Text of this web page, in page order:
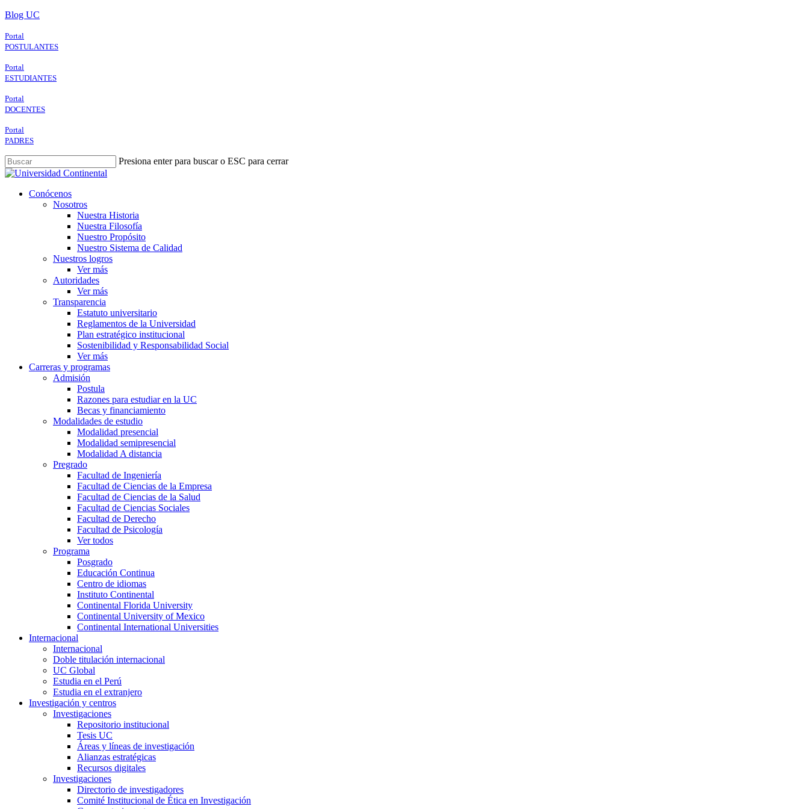
Skip
main
content
Blog UC
Portal
POSTULANTES
Portal
ESTUDIANTES
Portal
DOCENTES
Portal
PADRES
Presiona enter para buscar o ESC para cerrar
Close
search
Menu
Conócenos
Nosotros
Nuestra Historia
Nuestra Filosofía
Nuestro Propósito
Nuestro Sistema de Calidad
Nuestros logros
Ver más
Autoridades
Ver más
Transparencia
Estatuto universitario
Reglamentos de la Universidad
Plan estratégico institucional
Sostenibilidad y Responsabilidad Social
Ver más
Carreras y programas
Admisión
Postula
Razones para estudiar en la UC
Becas y financiamiento
Modalidades de estudio
Modalidad presencial
Modalidad semipresencial
Modalidad A distancia
Pregrado
Facultad de Ingeniería
Facultad de Ciencias de la Empresa
Facultad de Ciencias de la Salud
Facultad de Ciencias Sociales
Facultad de Derecho
Facultad de Psicología
Ver todos
Programa
Posgrado
Educación Continua
Centro de idiomas
Instituto Continental
Continental Florida University
Continental University of Mexico
Continental International Universities
Internacional
Internacional
Doble titulación internacional
UC Global
Estudia en el Perú
Estudia en el extranjero
Investigación y centros
Investigaciones
Repositorio institucional
Tesis UC
Áreas y líneas de investigación
Alianzas estratégicas
Recursos digitales
Investigaciones
Directorio de investigadores
Comité Institucional de Ética en Investigación